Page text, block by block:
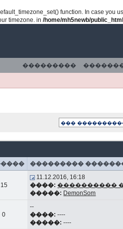
function. In case you
timezone. in /home/mh5newb/
���������
���������
15
11.12.2016, 16:18
����: ����������
�����: DemonSom
0
--
����: ----
�����: ----